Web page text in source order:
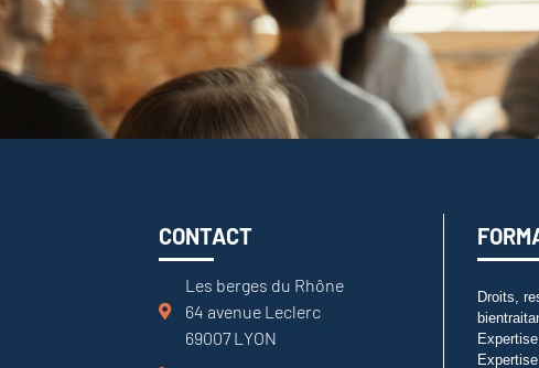
CONTACT
Les berges du Rhône
64 avenue Leclerc
69007 LYON
Droits,